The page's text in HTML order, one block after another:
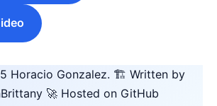
Horacio Gonzalez. 🏗️ Written by
🚀 Hosted on GitHub